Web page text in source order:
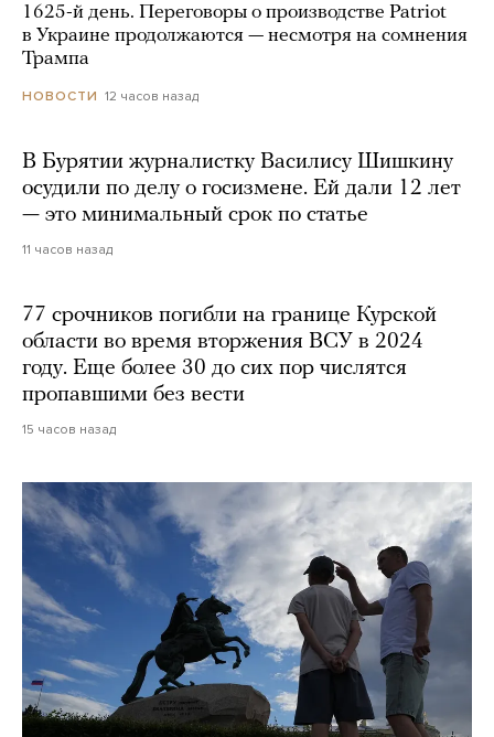
1625-й день. Переговоры о производстве Patriot
в Украине продолжаются — несмотря на сомнения
Трампа
НОВОСТИ 12 часов назад
В Бурятии журналистку Василису Шишкину
осудили по делу о госизмене. Ей дали 12 лет
— это минимальный срок по статье
11 часов назад
77 срочников погибли на границе Курской
области во время вторжения ВСУ в 2024
году. Еще более 30 до сих пор числятся
пропавшими без вести
15 часов назад